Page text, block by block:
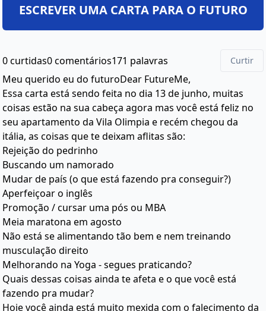
0 curtidas0 comentários171 palavras Curtir
Meu querido eu do futuroDear FutureMe,
Essa carta está sendo feita no dia 13 de junho, muitas
coisas estão na sua cabeça agora mas você está feliz no
seu apartamento da Vila Olimpia e recém chegou da
itália, as coisas que te deixam aflitas são:
Rejeição do pedrinho
Buscando um namorado
Mudar de país (o que está fazendo pra conseguir?)
Aperfeiçoar o inglês
Promoção / cursar uma pós ou MBA
Meia maratona em agosto
Não está se alimentando tão bem e nem treinando
musculação direito
Melhorando na Yoga - segues praticando?
Quais dessas coisas ainda te afeta e o que você está
fazendo pra mudar?
Hoje você ainda está muito mexida com o falecimento da
ESCREVER UMA CARTA PARA O FUTURO